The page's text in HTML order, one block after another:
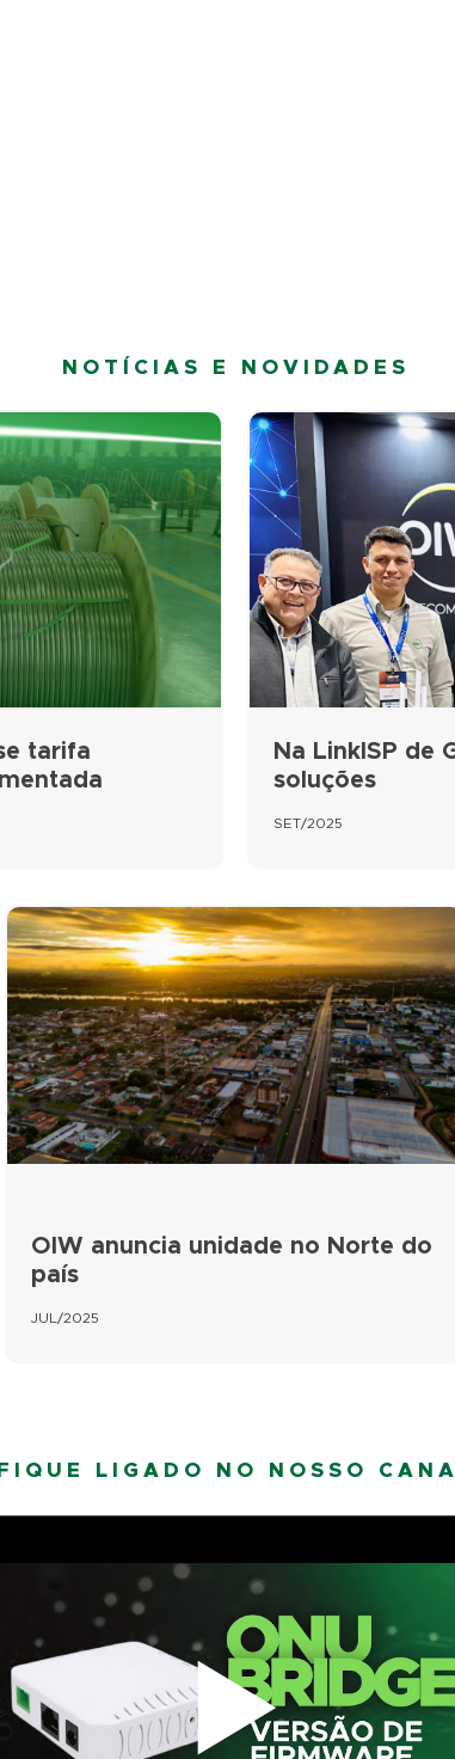
NOTÍCIAS E NOVIDADES
tarifa
Na LinkISP de
soluções
SET/2025
OIW anuncia unidade no Norte do
país
JUL/2025
FIQUE LIGADO NO NOSSO